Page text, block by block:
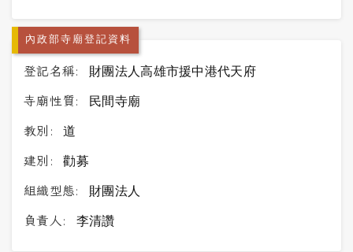
內政部寺廟登記資料
登記名稱: 財團法人高雄市援中港代天府
寺廟性質: 民間寺廟
教別: 道
建別: 勸募
組織型態: 財團法人
負責人: 李清讚